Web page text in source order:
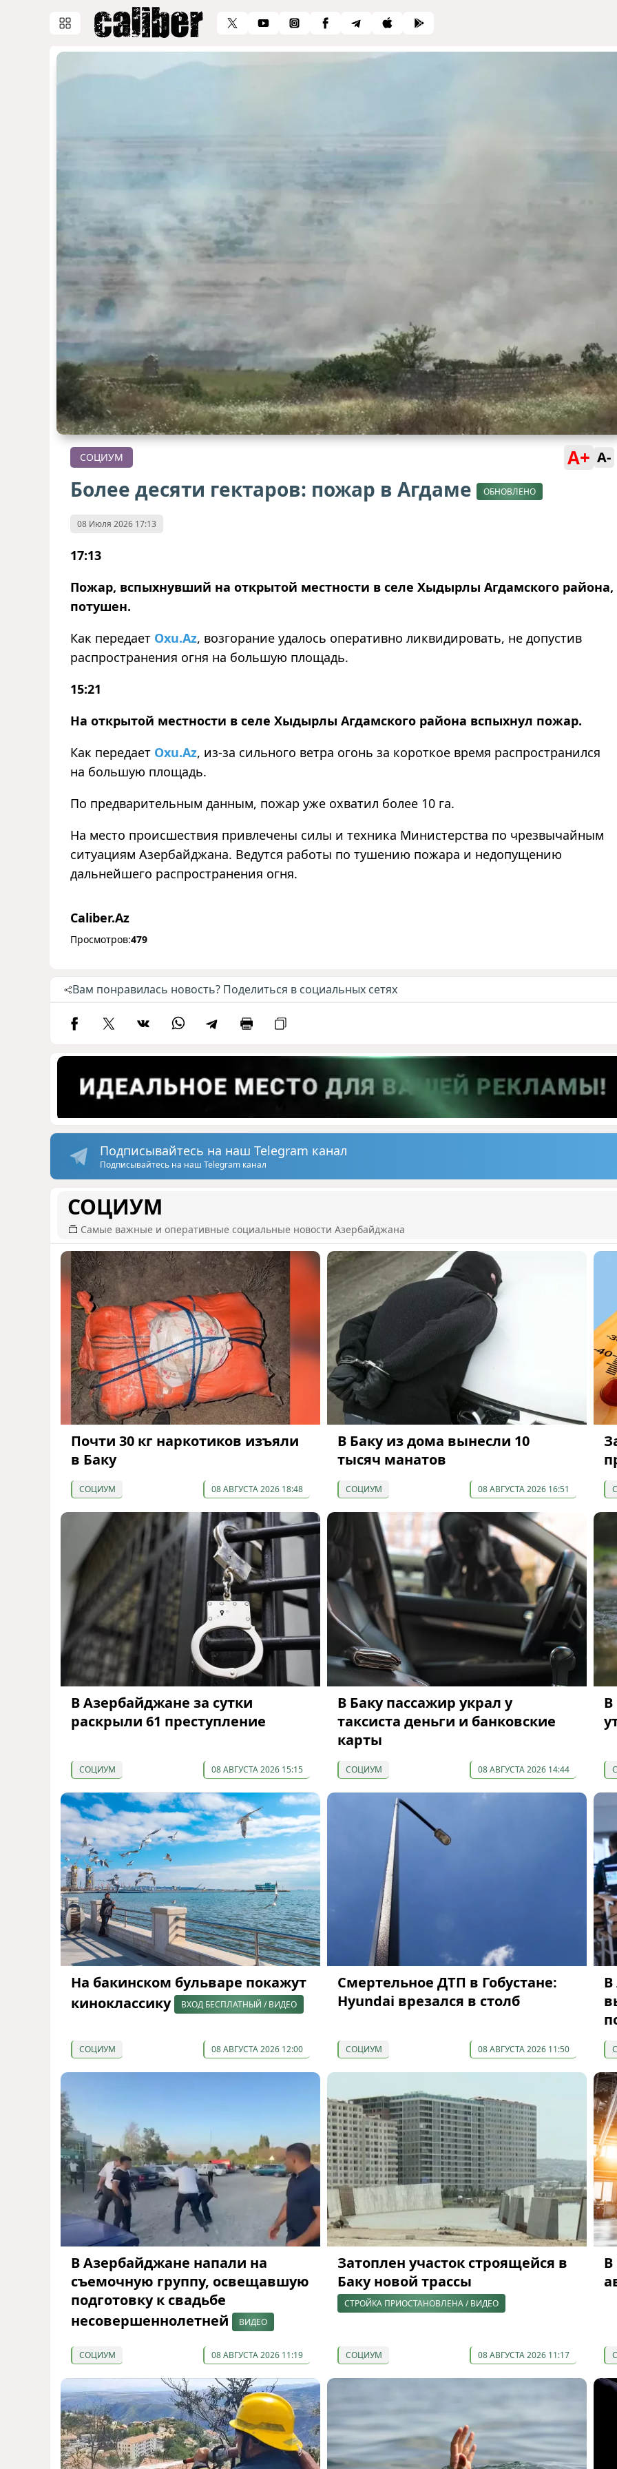
СОЦИУМ A+ A-
Более десяти гектаров: пожар в Агдаме ОБНОВЛЕНО
08 Июля 2026 17:13
17:13
Пожар, вспыхнувший на открытой местности в селе Хыдырлы Агдамского района,
потушен.
Как передает Oxu.Az, возгорание удалось оперативно ликвидировать, не допустив
распространения огня на большую площадь.
15:21
На открытой местности в селе Хыдырлы Агдамского района вспыхнул пожар.
Как передает Oxu.Az, из-за сильного ветра огонь за короткое время распространился
на большую площадь.
По предварительным данным, пожар уже охватил более 10 га.
На место происшествия привлечены силы и техника Министерства по чрезвычайным
ситуациям Азербайджана. Ведутся работы по тушению пожара и недопущению
дальнейшего распространения огня.
Caliber.Az
Просмотров:479
Вам понравилась новость? Поделиться в социальных сетях
Подписывайтесь на наш Telegram канал
Подписывайтесь на наш Telegram канал
СОЦИУМ
Самые важные и оперативные социальные новости Азербайджана
Почти 30 кг наркотиков изъяли
в Баку
СОЦИУМ 08 АВГУСТА 2026 18:48
В Баку из дома вынесли 10
тысяч манатов
СОЦИУМ 08 АВГУСТА 2026 16:51
В Азербайджане за сутки
раскрыли 61 преступление
СОЦИУМ 08 АВГУСТА 2026 15:15
В Баку пассажир украл у
таксиста деньги и банковские
карты
СОЦИУМ 08 АВГУСТА 2026 14:44
В
На бакинском бульваре покажут
киноклассику
ВХОД БЕСПЛАТНЫЙ / ВИДЕО
СОЦИУМ 08 АВГУСТА 2026 12:00
Смертельное ДТП в Гобустане:
Hyundai врезался в столб
СОЦИУМ 08 АВГУСТА 2026 11:50
В
В Азербайджане напали на
съемочную группу, освещавшую
подготовку к свадьбе
несовершеннолетней
ВИДЕО
СОЦИУМ 08 АВГУСТА 2026 11:19
Затоплен участок строящейся в
Баку новой трассы
СТРОЙКА ПРИОСТАНОВЛЕНА / ВИДЕО
СОЦИУМ 08 АВГУСТА 2026 11:17
В